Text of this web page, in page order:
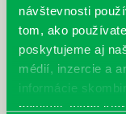
návštevnosti
tom, ako
poskytujeme aj
médií, inzercie a
informácie
poskytli, alebo
Z posledného